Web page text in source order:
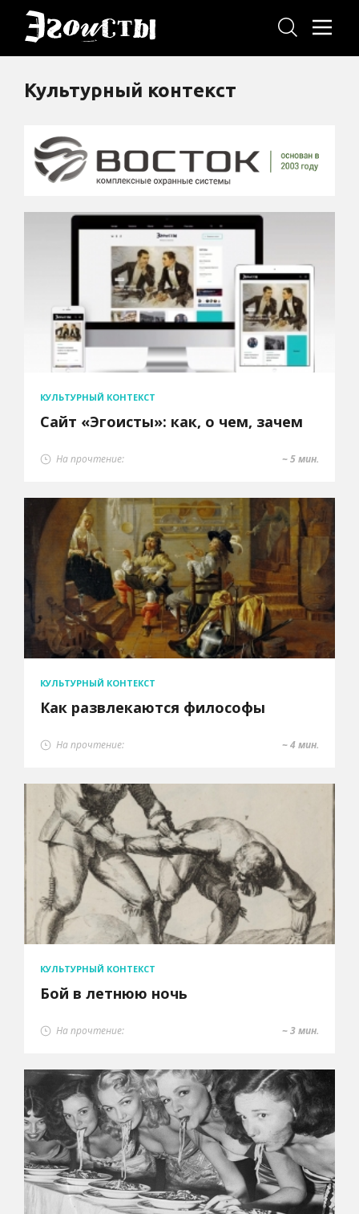
Культурный контекст
КУЛЬТУРНЫЙ КОНТЕКСТ
Сайт «Эгоисты»: как, о чем, зачем
На прочтение: ~ 5 мин.
КУЛЬТУРНЫЙ КОНТЕКСТ
Как развлекаются философы
На прочтение: ~ 4 мин.
КУЛЬТУРНЫЙ КОНТЕКСТ
Бой в летнюю ночь
На прочтение: ~ 3 мин.